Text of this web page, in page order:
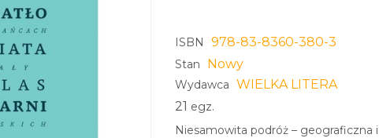
ISBN 978-83-8360-380-3
Stan Nowy
Wydawca WIELKA LITERA
21 egz.
Niesamowita podróż – geograficzna